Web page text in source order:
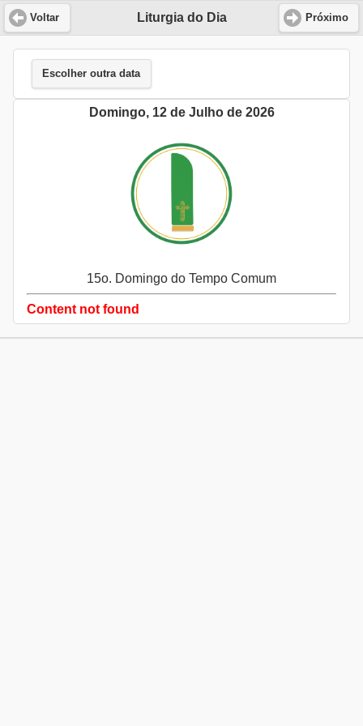
Liturgia do Dia
Voltar Próximo
Escolher outra data
Domingo, 12 de Julho de 2026
15o. Domingo do Tempo Comum
Content not found